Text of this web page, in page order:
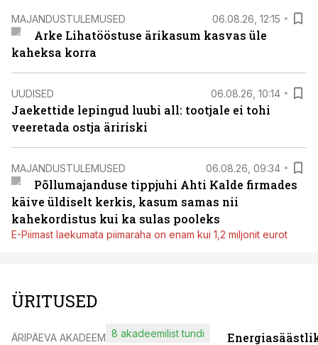
MAJANDUSTULEMUSED 06.08.26, 12:15
Arke Lihatööstuse ärikasum kasvas üle
kaheksa korra
UUDISED 06.08.26, 10:14
Jaekettide lepingud luubi all: tootjale ei tohi
veeretada ostja äririski
MAJANDUSTULEMUSED 06.08.26, 09:34
Põllumajanduse tippjuhi Ahti Kalde firmades
käive üldiselt kerkis, kasum samas nii
kahekordistus kui ka sulas pooleks
E-Piimast laekumata piimaraha on enam kui 1,2 miljonit eurot
ÜRITUSED
ÄRIPÄEVA AKADEEMIA8 akadeemilist tundi